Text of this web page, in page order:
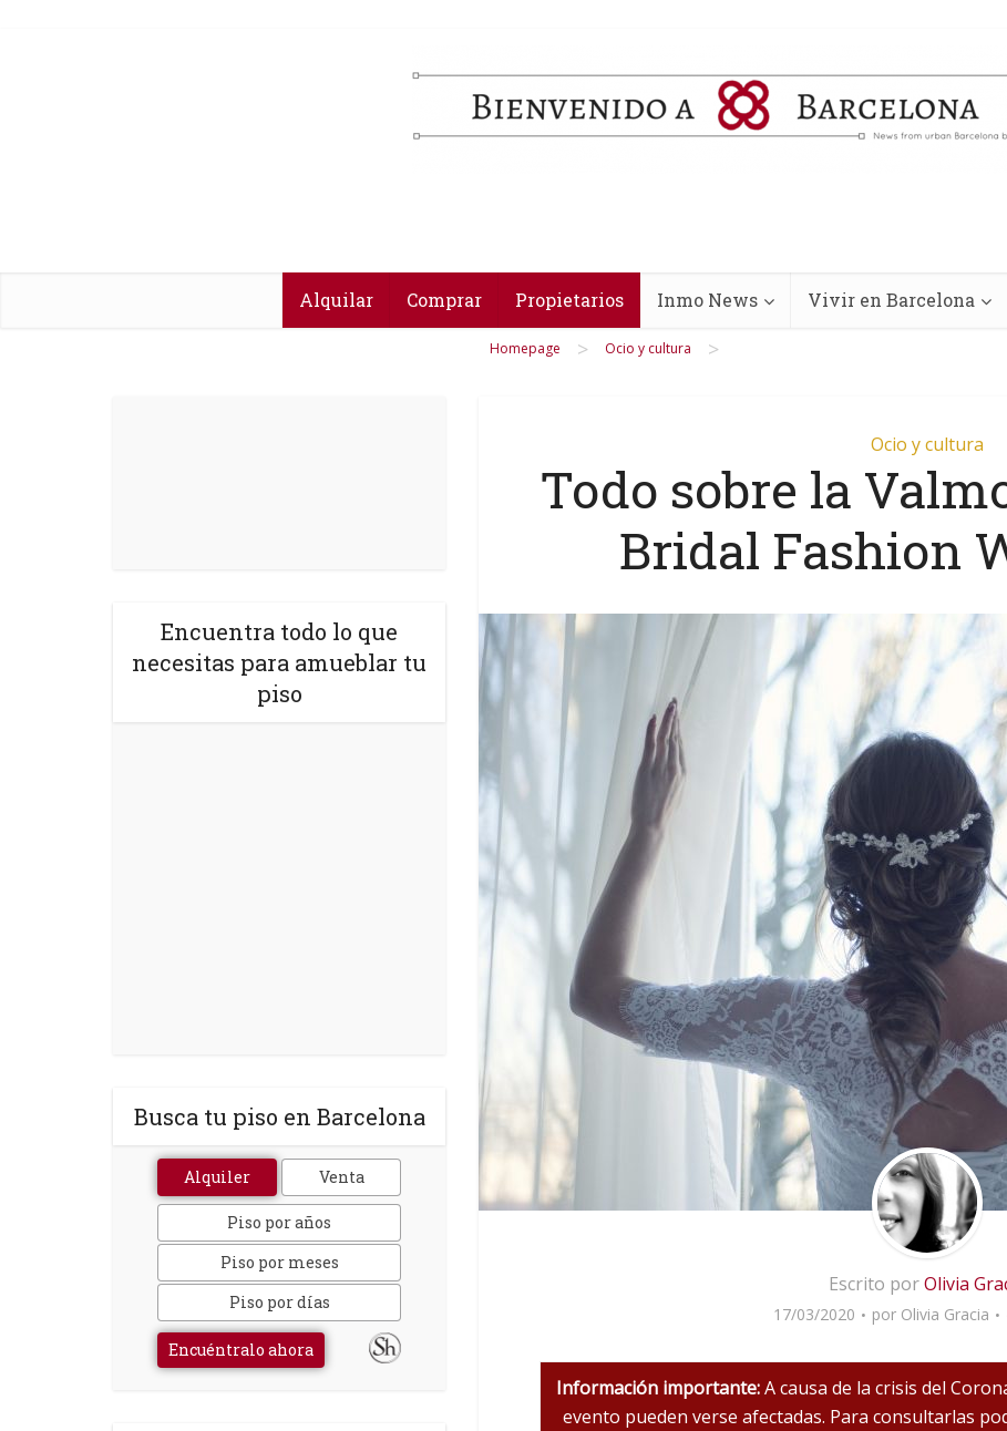
Alquilar Comprar Propietarios Inmo News Vivir en Barcelona
Homepage > Ocio y cultura >
Encuentra todo lo que
necesitas para amueblar tu
piso
Busca tu piso en Barcelona
Alquiler Venta
Piso por años
Piso por meses
Piso por días
Encuéntralo ahora
Ocio y cultura
Todo sobre la
Bridal Fashion
Escrito porOlivia
17/03/2020 por Olivia Gracia
Información importante:A causa de la crisis del
evento pueden verse afectadas. Para consultarlas